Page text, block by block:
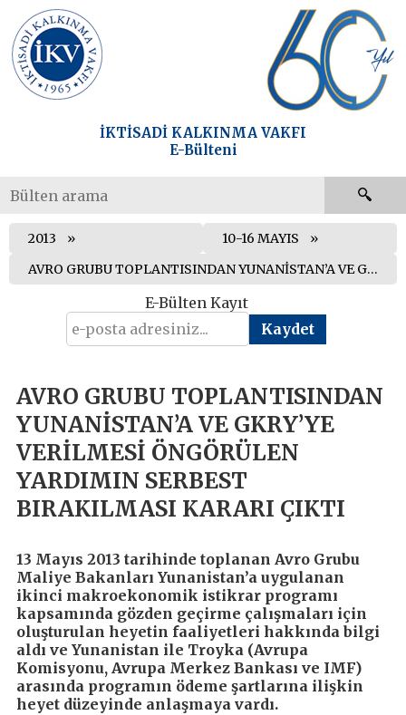
İKTİSADİ KALKINMA VAKFI
E-Bülteni
2013
10-16 MAYIS
AVRO GRUBU TOPLANTISINDAN YUNANİSTAN’A VE GKRY’YE VERİLMESİ ÖNGÖRÜLEN YARDIMIN SERBEST BIRAKILMASI KARARI ÇIKTI
E-Bülten Kayıt
AVRO GRUBU TOPLANTISINDAN
YUNANİSTAN’A VE GKRY’YE
VERİLMESİ ÖNGÖRÜLEN
YARDIMIN SERBEST
BIRAKILMASI KARARI ÇIKTI
13 Mayıs 2013 tarihinde toplanan Avro Grubu
Maliye Bakanları Yunanistan’a uygulanan
ikinci makroekonomik istikrar programı
kapsamında gözden geçirme çalışmaları için
oluşturulan heyetin faaliyetleri hakkında bilgi
aldı ve Yunanistan ile Troyka (Avrupa
Komisyonu, Avrupa Merkez Bankası ve IMF)
arasında programın ödeme şartlarına ilişkin
heyet düzeyinde anlaşmaya vardı.